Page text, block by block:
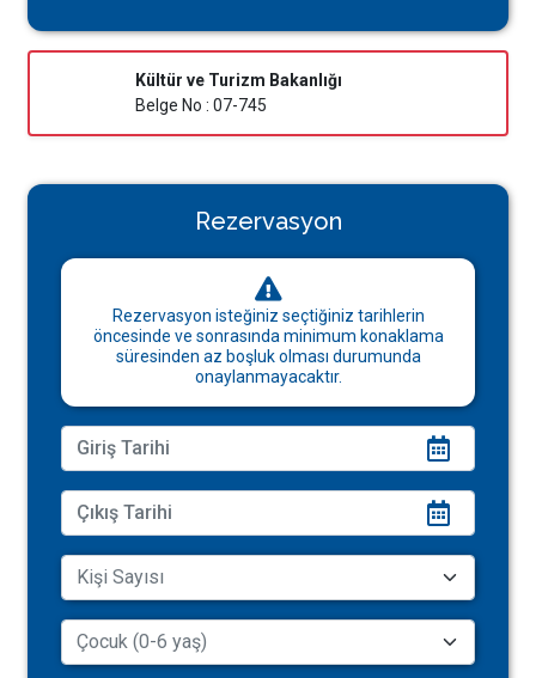
Kültür ve Turizm Bakanlığı
Belge No : 07-745
Rezervasyon
Rezervasyon isteğiniz seçtiğiniz tarihlerin
öncesinde ve sonrasında minimum konaklama
süresinden az boşluk olması durumunda
onaylanmayacaktır.